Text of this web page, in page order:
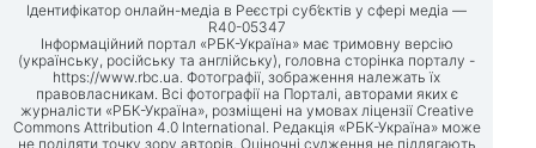
Ідентифікатор онлайн-медіа в Реєстрі суб’єктів у сфері медіа —
R40-05347
Інформаційний портал «РБК-Україна» має тримовну версію
(українську, російську та англійську), головна сторінка порталу -
https://www.rbc.ua. Фотографії, зображення належать їх
правовласникам. Всі фотографії на Порталі, авторами яких є
журналісти «РБК-Україна», розміщені на умовах ліцензії Creative
Commons Attribution 4.0 International. Редакція «РБК-Україна» може
не поділяти точку зору авторів. Оціночні судження не підлягають